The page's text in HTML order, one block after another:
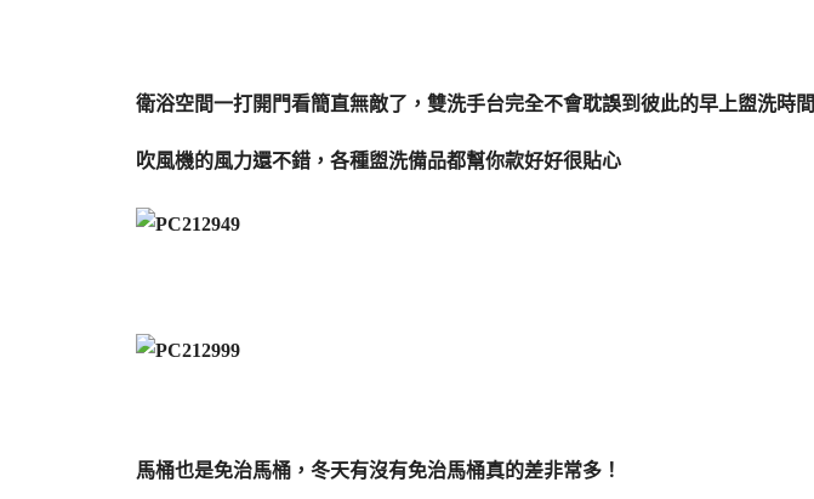
衛浴空間一打開門看簡直無敵了，雙洗手台完全不會耽誤到彼此的早上盥洗時間
吹風機的風力還不錯，各種盥洗備品都幫你款好好很貼心
馬桶也是免治馬桶，冬天有沒有免治馬桶真的差非常多！